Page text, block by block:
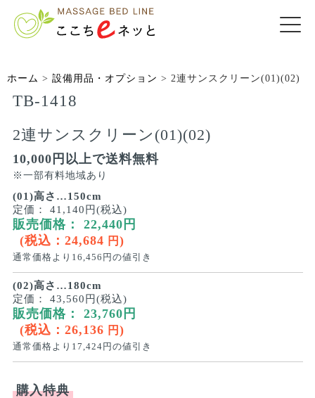
ホーム > 設備用品・オプション > 2連サンスクリーン(01)(02)
TB-1418
2連サンスクリーン(01)(02)
10,000円以上で送料無料
※一部有料地域あり
(01)高さ…150cm
定価：
41,140円(税込)
販売価格： 22,440 円
(税込： 24,684 円 )
通常価格より 16,456 円の値引き
(02)高さ…180cm
定価：
43,560円(税込)
販売価格： 23,760 円
(税込： 26,136 円 )
通常価格より 17,424 円の値引き
購入特典